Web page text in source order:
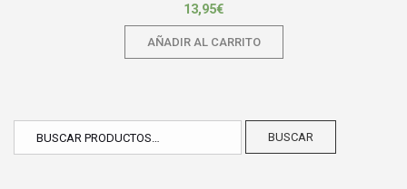
13,95€
AÑADIR AL CARRITO
BUSCAR